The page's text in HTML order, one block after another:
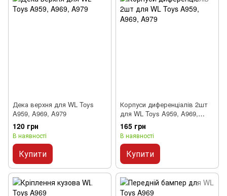
Дека верхня для WL Toys
A959, A969, A979
120 грн
В наявності
Купити
Корпуси диференціалів 2шт
для WL Toys A959, A969,
A979
165 грн
В наявності
Купити